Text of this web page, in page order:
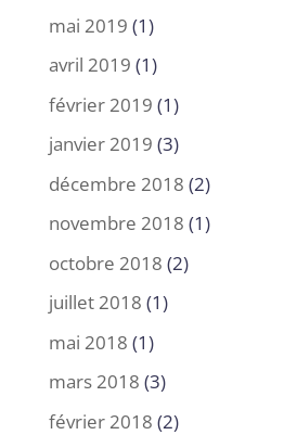
mai 2019 (1)
avril 2019 (1)
février 2019 (1)
janvier 2019 (3)
décembre 2018 (2)
novembre 2018 (1)
octobre 2018 (2)
juillet 2018 (1)
mai 2018 (1)
mars 2018 (3)
février 2018 (2)